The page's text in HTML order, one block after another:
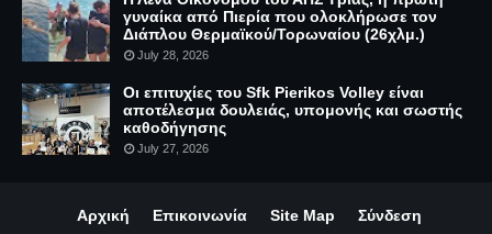
γυναίκα από Πιερία που ολοκλήρωσε τον
Διάπλου Θερμαϊκού/Τορωναίου (26χλμ.)
July 28, 2026
Οι επιτυχίες του Sfk Pierikos Volley είναι
αποτέλεσμα δουλειάς, υπομονής και σωστής
καθοδήγησης
July 27, 2026
Αρχική Επικοινωνία Site Map Σύνδεση